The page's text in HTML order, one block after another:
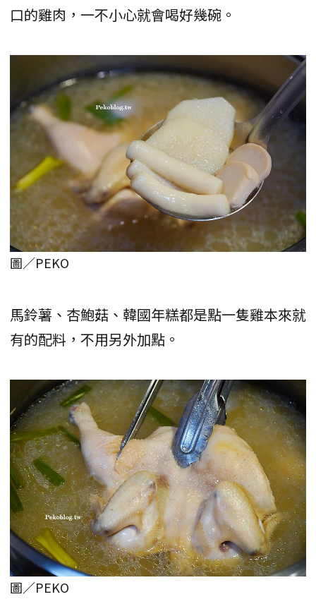
口的雞肉，一不小心就會喝好幾碗。
圖／PEKO
馬鈴薯、杏鮑菇、韓國年糕都是點一隻雞本來就
有的配料，不用另外加點。
圖／PEKO